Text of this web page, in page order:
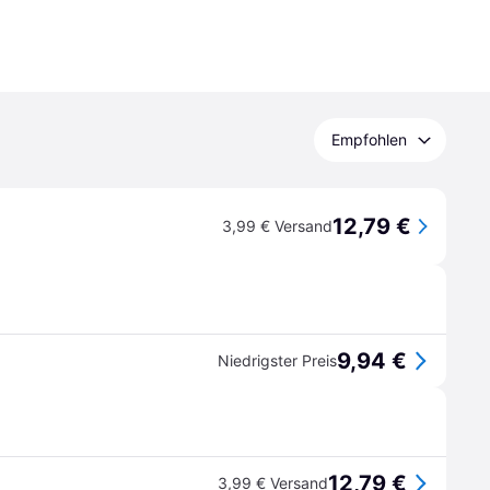
Empfohlen
3,99 € Versand12,79 €
Niedrigster Preis9,94 €
3,99 € Versand12,79 €